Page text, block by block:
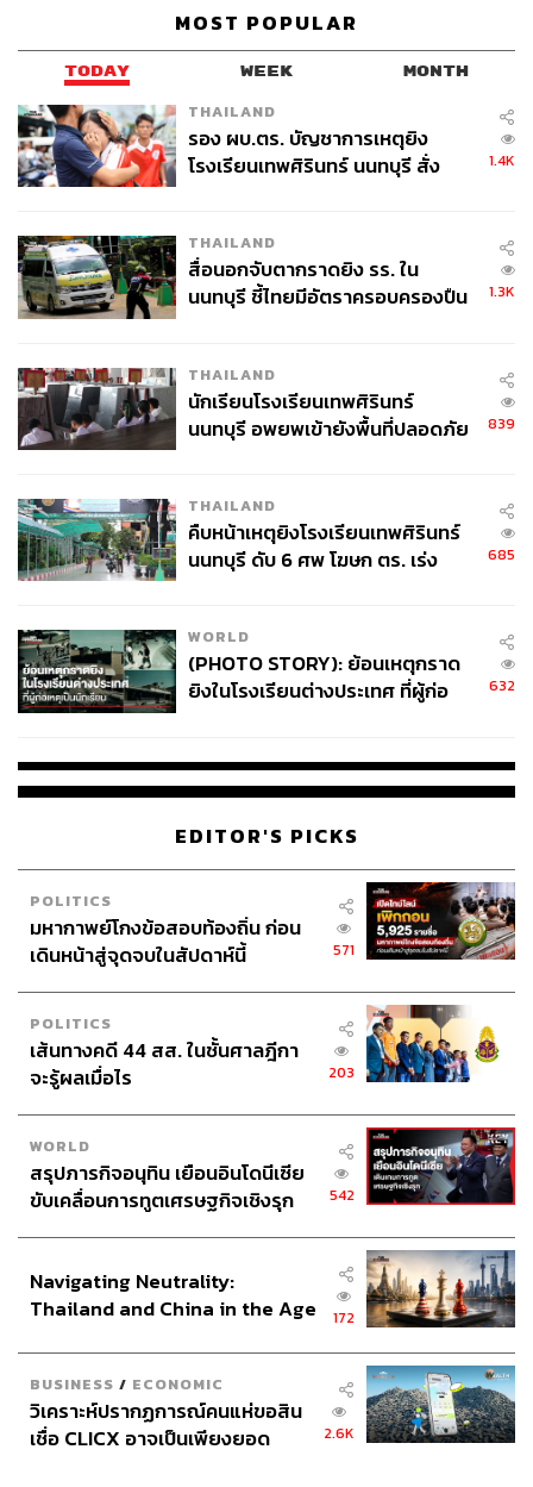
MOST POPULAR
TODAY WEEK MONTH
THAILAND
รอง ผบ.ตร. บัญชาการเหตุยิง
โรงเรียนเทพศิรินทร์ นนทบุรี สั่ง
1.4K
THAILAND
สื่อนอกจับตากราดยิง รร. ใน
นนทบุรี ชี้ไทยมีอัตราครอบครองปืน
1.3K
THAILAND
นักเรียนโรงเรียนเทพศิรินทร์
นนทบุรี อพยพเข้ายังพื้นที่ปลอดภัย
839
THAILAND
คืบหน้าเหตุยิงโรงเรียนเทพศิรินทร์
นนทบุรี ดับ 6 ศพ โฆษก ตร. เร่ง
685
WORLD
(PHOTO STORY): ย้อนเหตุกราด
ยิงในโรงเรียนต่างประเทศ ที่ผู้ก่อ
632
EDITOR'S PICKS
POLITICS
มหากาพย์โกงข้อสอบท้องถิ่น ก่อน
เดินหน้าสู่จุดจบในสัปดาห์นี้
571
POLITICS
เส้นทางคดี 44 สส. ในชั้นศาลฎีกา
จะรู้ผลเมื่อไร
203
WORLD
สรุปภารกิจอนุทิน เยือนอินโดนีเซีย
ขับเคลื่อนการทูตเศรษฐกิจเชิงรุก
542
Navigating Neutrality:
Thailand and China in the Age
172
BUSINESS / ECONOMIC
วิเคราะห์ปรากฏการณ์คนแห่ขอสิน
เชื่อ CLICX อาจเป็นเพียงยอด
2.6K